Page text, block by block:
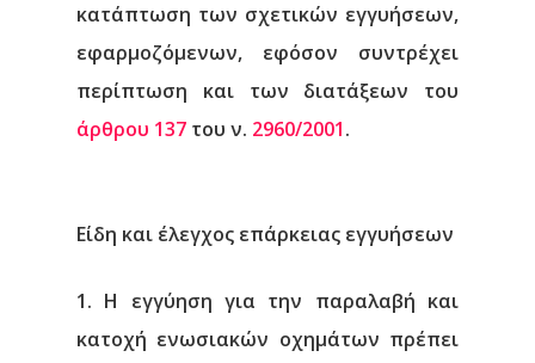
κατάπτωση των σχετικών εγγυήσεων,
εφαρμοζόμενων, εφόσον συντρέχει
περίπτωση και των διατάξεων του
άρθρου 137 του ν. 2960/2001.
Είδη και έλεγχος επάρκειας εγγυήσεων
1. Η εγγύηση για την παραλαβή και
κατοχή ενωσιακών οχημάτων πρέπει